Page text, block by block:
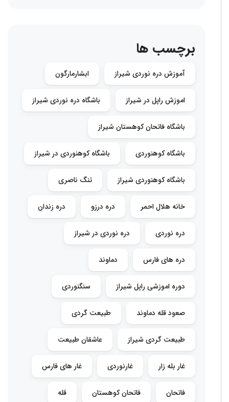
برچسب ها
آموزش دره نوردی شیراز ابشارمارگون
اموزش راپل در شیراز باشگاه دره نوردی شیراز
باشگاه فاتحان کوهستان شیراز
باشگاه کوهنوردی باشگاه کوهنوردی در شیراز
باشگاه کوهنوردی شیراز تنگ ناصری
خانه هلال احمر دره درزو دره زندان
دره نوردی دره نوردی در شیراز
دره های فارس دماوند
دوره اموزشی راپل شیراز سنگنوردی
صعود قله دماوند طبیعت گردی
طبیعت گردی شیراز عاشقان طبیعت
غار بله زار غارنوردی غار های فارس
فاتحان فاتحان کوهستان قله